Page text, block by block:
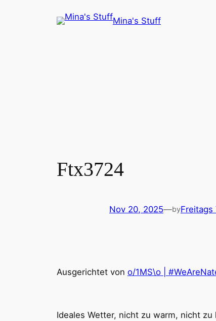
Mina's Stuff
Ftx3724
Nov 20, 2025—byFreitags
Ausgerichtet von o/1MS\o |
Ideales Wetter, nicht zu warm, nicht